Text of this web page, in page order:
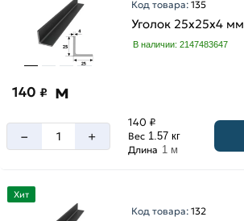
Код товара:135
Уголок 25х25х4 мм
В наличии: 2147483647
140 ₽ м
– +
140 ₽
Вес 1.57 кг
Длина 1 м
Хит
Код товара:132